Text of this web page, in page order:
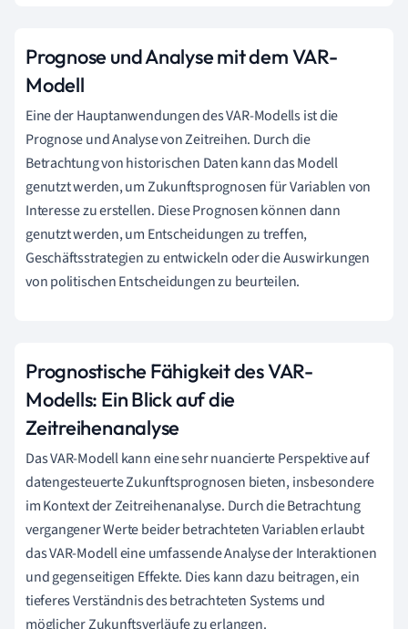
Prognose und Analyse mit dem VAR-
Modell
Eine der Hauptanwendungen des VAR-Modells ist die
Prognose und Analyse von Zeitreihen. Durch die
Betrachtung von historischen Daten kann das Modell
genutzt werden, um Zukunftsprognosen für Variablen von
Interesse zu erstellen. Diese Prognosen können dann
genutzt werden, um Entscheidungen zu treffen,
Geschäftsstrategien zu entwickeln oder die Auswirkungen
von politischen Entscheidungen zu beurteilen.
Prognostische Fähigkeit des VAR-
Modells: Ein Blick auf die
Zeitreihenanalyse
Das VAR-Modell kann eine sehr nuancierte Perspektive auf
datengesteuerte Zukunftsprognosen bieten, insbesondere
im Kontext der Zeitreihenanalyse. Durch die Betrachtung
vergangener Werte beider betrachteten Variablen erlaubt
das VAR-Modell eine umfassende Analyse der Interaktionen
und gegenseitigen Effekte. Dies kann dazu beitragen, ein
tieferes Verständnis des betrachteten Systems und
möglicher Zukunftsverläufe zu erlangen.